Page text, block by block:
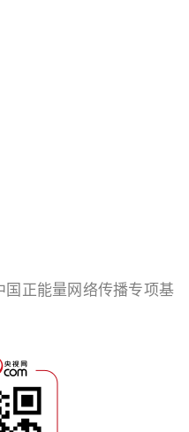
正能量网络传播专项基